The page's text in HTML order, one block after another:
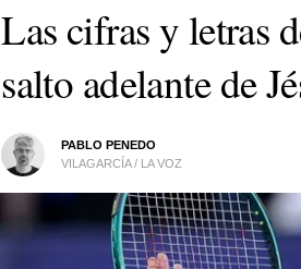
Las cifras y letras
salto adelante de
PABLO PENEDO
VILAGARCÍA / LA VOZ